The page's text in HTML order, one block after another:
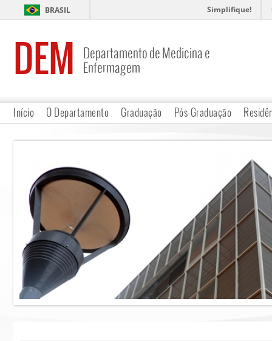
BRASIL Simplifique!
DEM
Departamento de Medicina e
Enfermagem
Início O Departamento Graduação Pós-Graduação